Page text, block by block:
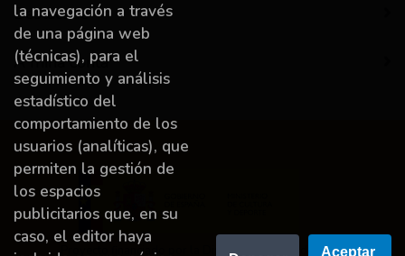
Destacado
A miña conta
Proyecto financiado por la Dirección General del
la navegación a través
de una página web
(técnicas), para el
seguimiento y análisis
estadístico del
comportamiento de los
usuarios (analíticas), que
permiten la gestión de
los espacios
publicitarios que, en su
caso, el editor haya
Aceptar